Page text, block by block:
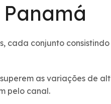
cada conjunto
as variações de
pelo canal.